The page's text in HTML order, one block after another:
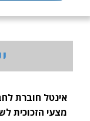
אינטל חוברת
מצעי הזכוכית